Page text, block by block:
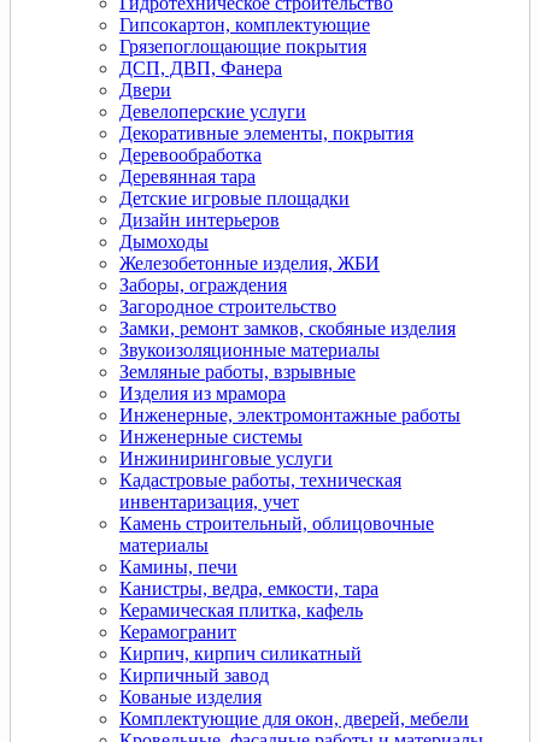
Гипсокартон, комплектующие
Грязепоглощающие покрытия
ДСП, ДВП, Фанера
Двери
Девелоперские услуги
Декоративные элементы, покрытия
Деревообработка
Деревянная тара
Детские игровые площадки
Дизайн интерьеров
Дымоходы
Железобетонные изделия, ЖБИ
Заборы, ограждения
Загородное строительство
Замки, ремонт замков, скобяные изделия
Звукоизоляционные материалы
Земляные работы, взрывные
Изделия из мрамора
Инженерные, электромонтажные работы
Инженерные системы
Инжиниринговые услуги
Кадастровые работы, техническая
инвентаризация, учет
Камень строительный, облицовочные
материалы
Камины, печи
Канистры, ведра, емкости, тара
Керамическая плитка, кафель
Керамогранит
Кирпич, кирпич силикатный
Кирпичный завод
Кованые изделия
Комплектующие для окон, дверей, мебели